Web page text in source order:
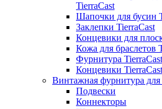
TierraCast
Шапочки для бусин
Заклепки TierraCast
Концевики для
Кожа для браслетов
Фурнитура
Концевики
Винтажная фурнитура
Подвески
Коннекторы